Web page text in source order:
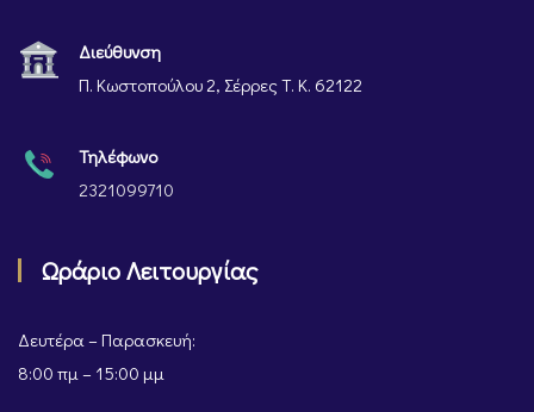
Διεύθυνση
Π. Κωστοπούλου 2, Σέρρες Τ. Κ. 62122
Τηλέφωνο
2321099710
Ωράριο Λειτουργίας
Δευτέρα – Παρασκευή:
8:00 πμ – 15:00 μμ